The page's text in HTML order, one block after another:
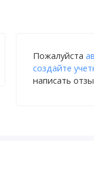
Пожалуйста
создайте
написать